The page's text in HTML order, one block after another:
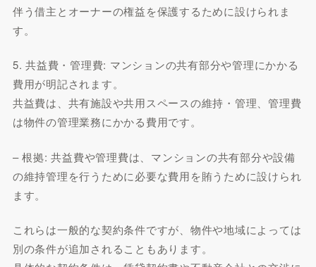
伴う借主とオーナーの権益を保護するために設けられま
す。
5. 共益費・管理費: マンションの共有部分や管理にかかる
費用が明記されます。
共益費は、共有施設や共用スペースの維持・管理、管理費
は物件の管理業務にかかる費用です。
– 根拠: 共益費や管理費は、マンションの共有部分や設備
の維持管理を行うために必要な費用を賄うために設けられ
ます。
これらは一般的な契約条件ですが、物件や地域によっては
別の条件が追加されることもあります。